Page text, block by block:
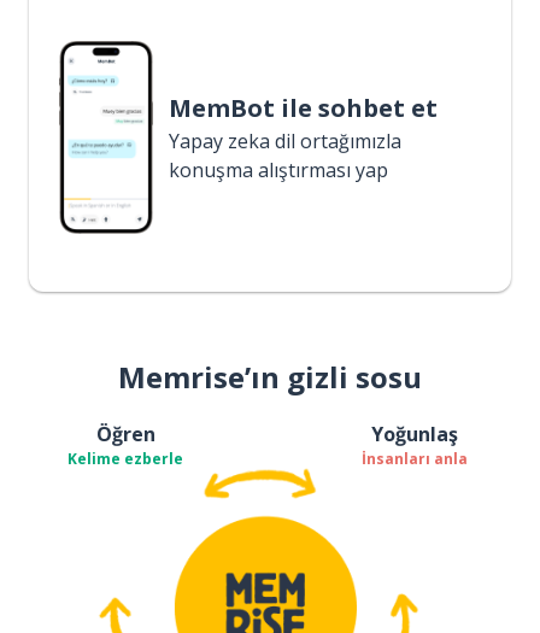
MemBot ile sohbet et
Yapay zeka dil ortağımızla
konuşma alıştırması yap
Memrise’ın gizli sosu
Öğren
Kelime ezberle
Yoğunlaş
İnsanları anla